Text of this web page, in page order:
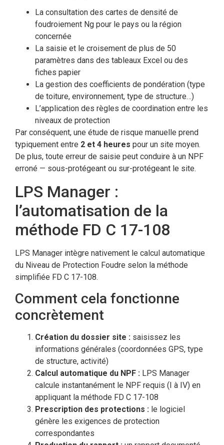
La consultation des cartes de densité de
foudroiement Ng pour le pays ou la région
concernée
La saisie et le croisement de plus de 50
paramètres dans des tableaux Excel ou des
fiches papier
La gestion des coefficients de pondération (type
de toiture, environnement, type de structure…)
L’application des règles de coordination entre les
niveaux de protection
Par conséquent, une étude de risque manuelle prend
typiquement entre 2 et 4 heures pour un site moyen.
De plus, toute erreur de saisie peut conduire à un NPF
erroné — sous-protégeant ou sur-protégeant le site.
LPS Manager :
l’automatisation de la
méthode FD C 17-108
LPS Manager intègre nativement le calcul automatique
du Niveau de Protection Foudre selon la méthode
simplifiée FD C 17-108.
Comment cela fonctionne
concrètement
Création du dossier site : saisissez les
informations générales (coordonnées GPS, type
de structure, activité)
Calcul automatique du NPF : LPS Manager
calcule instantanément le NPF requis (I à IV) en
appliquant la méthode FD C 17-108
Prescription des protections : le logiciel
génère les exigences de protection
correspondantes